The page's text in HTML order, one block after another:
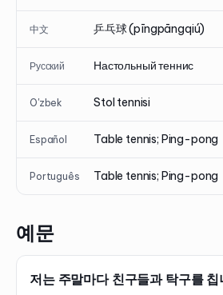
中文 乒乓球 (pīngpāngqiú)
Русский Настольный теннис
O'zbek Stol tennisi
Español Table tennis; Ping-pong
Português Table tennis; Ping-pong
예문
저는 주말마다 친구들과 탁구를 칩